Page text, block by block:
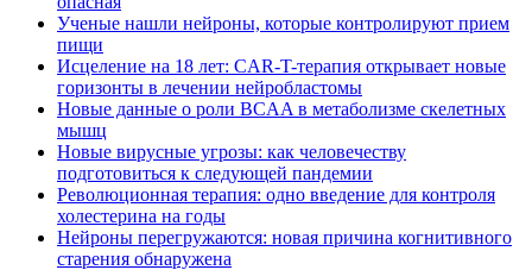
Ученые нашли нейроны, которые контролируют прием
пищи
Исцеление на 18 лет: CAR-T-терапия открывает новые
горизонты в лечении нейробластомы
Новые данные о роли BCAA в метаболизме скелетных
мышц
Новые вирусные угрозы: как человечеству
подготовиться к следующей пандемии
Революционная терапия: одно введение для контроля
холестерина на годы
Нейроны перегружаются: новая причина когнитивного
старения обнаружена